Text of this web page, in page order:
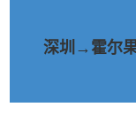
深圳→霍尔